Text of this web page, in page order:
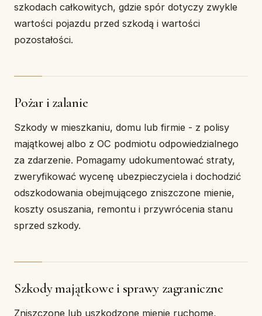
szkodach całkowitych, gdzie spór dotyczy zwykle
wartości pojazdu przed szkodą i wartości
pozostałości.
Pożar i zalanie
Szkody w mieszkaniu, domu lub firmie - z polisy
majątkowej albo z OC podmiotu odpowiedzialnego
za zdarzenie. Pomagamy udokumentować straty,
zweryfikować wycenę ubezpieczyciela i dochodzić
odszkodowania obejmującego zniszczone mienie,
koszty osuszania, remontu i przywrócenia stanu
sprzed szkody.
Szkody majątkowe i sprawy zagraniczne
Zniszczone lub uszkodzone mienie ruchome,